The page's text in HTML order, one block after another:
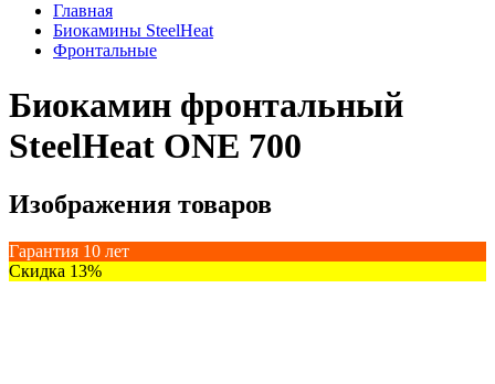
Главная
Биокамины SteelHeat
Фронтальные
Биокамин фронтальный
SteelHeat ONE 700
Изображения товаров
Гарантия 10 лет
Скидка 13%